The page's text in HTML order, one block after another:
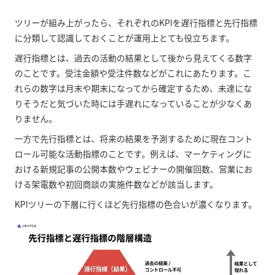
ツリーが組み上がったら、それぞれのKPIを遅行指標と先行指標
に分類して認識しておくことが運用上とても役立ちます。
遅行指標とは、過去の活動の結果として後から見えてくる数字
のことです。受注金額や受注件数などがこれにあたります。こ
れらの数字は月末や期末になってから確定するため、未達にな
りそうだと気づいた時には手遅れになっていることが少なくあ
りません。
一方で先行指標とは、将来の結果を予測するために現在コント
ロール可能な活動指標のことです。例えば、マーケティングに
おける新規記事の公開本数やウェビナーの開催回数、営業にお
ける架電数や初回商談の実施件数などが該当します。
KPIツリーの下層に行くほど先行指標の色合いが濃くなります。